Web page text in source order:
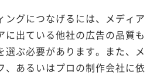
ングにつなげるには、メディア
に出ている他社の広告の品質も
選ぶ必要があります。また、メ
、あるいはプロの制作会社に依